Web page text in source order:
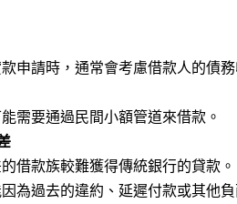
申請時，通常會考慮借款人的債
需要通過民間小額管道來借款。
借款族較難獲得傳統銀行的貸款。
為過去的違約、延遲付款或其他負